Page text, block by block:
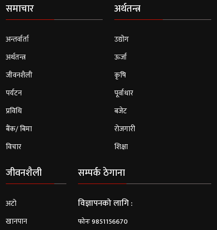
समाचार
अन्तर्वार्ता
अर्थतन्त्र
जीवनशैली
पर्यटन
प्रविधि
बैंक/ बिमा
विचार
अर्थतन्त्र
उद्योग
ऊर्जा
कृषि
पूर्वाधार
बजेट
रोजगारी
शिक्षा
जीवनशैली
अटो
खानपान
सम्पर्क ठेगाना
विज्ञापनको लागि :
फोनः 9851156670